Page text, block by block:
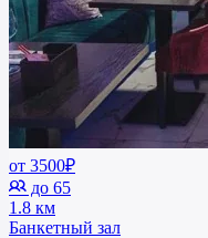
от 3500₽
до 65
1.8 км
Банкетный зал